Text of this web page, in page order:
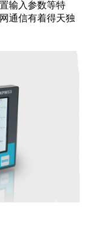
输入参数等特
通信有着得天独